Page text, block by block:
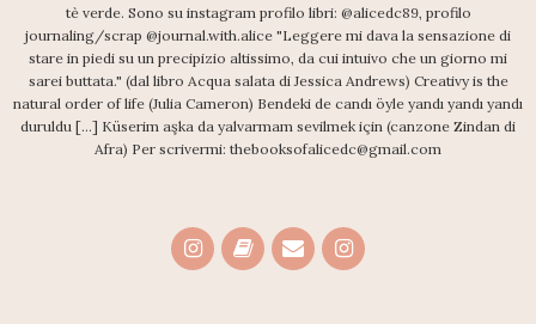
tè verde. Sono su instagram profilo libri: @alicedc89, profilo
journaling/scrap @journal.with.alice "Leggere mi dava la sensazione di
stare in piedi su un precipizio altissimo, da cui intuivo che un giorno mi
sarei buttata." (dal libro Acqua salata di Jessica Andrews) Creativy is the
natural order of life (Julia Cameron) Bendeki de candı öyle yandı yandı yandı
duruldu [...] Küserim aşka da yalvarmam sevilmek için (canzone Zindan di
Afra) Per scrivermi: thebooksofalicedc@gmail.com